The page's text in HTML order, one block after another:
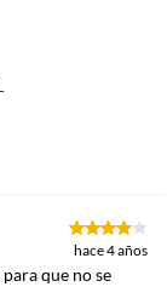
hace 4 años
que no se